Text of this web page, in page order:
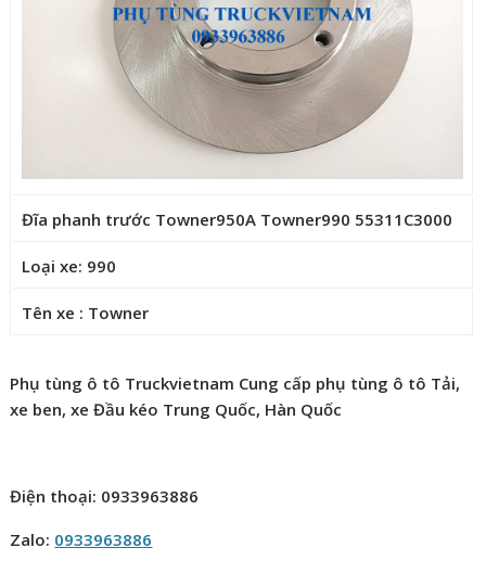
Đĩa phanh trước Towner950A Towner990 55311C3000
Loại xe: 990
Tên xe : Towner
Phụ tùng ô tô Truckvietnam Cung cấp phụ tùng ô tô Tải,
xe ben, xe Đầu kéo Trung Quốc, Hàn Quốc
Điện thoại: 0933963886
Zalo: 0933963886